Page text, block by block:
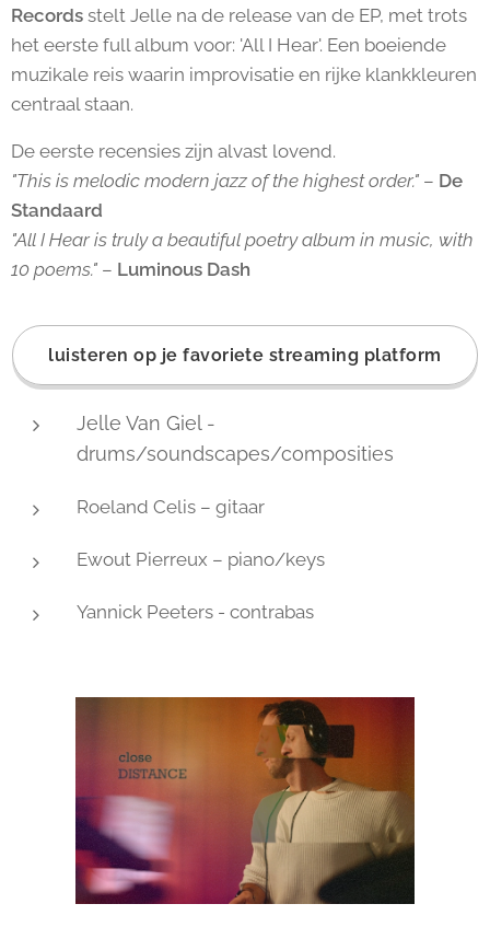
Records stelt Jelle na de release van de EP, met trots
het eerste full album voor: 'All I Hear'. Een boeiende
muzikale reis waarin improvisatie en rijke klankkleuren
centraal staan.
De eerste recensies zijn alvast lovend.
"This is melodic modern jazz of the highest order." – De
Standaard
"All I Hear is truly a beautiful poetry album in music, with
10 poems." – Luminous Dash
luisteren op je favoriete streaming platform
Jelle Van Giel -
drums/soundscapes/composities
Roeland Celis – gitaar
Ewout Pierreux – piano/keys
Yannick Peeters - contrabas